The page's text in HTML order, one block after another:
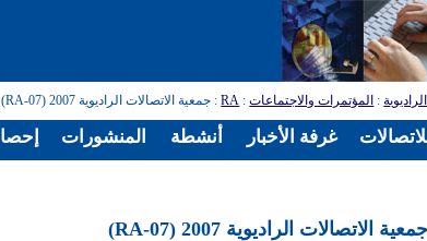
: المؤتمرات والاجتماعات:
RA: جمعية الاتصالات الراديوية 2007 (RA-07)
جمعية الاتصالات الراديوية 2007 (RA-07)
المنشورات أنشطة غرفة الأخبار